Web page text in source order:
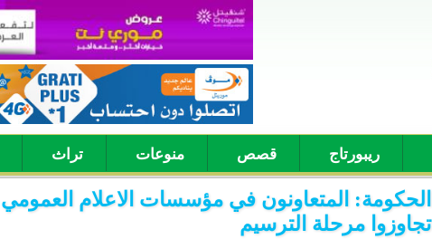
ريبورتاج قصص منوعات تراث
الحكومة: المتعاونون في مؤسسات الاعلام العمومي
تجاوزوا مرحلة الترسيم